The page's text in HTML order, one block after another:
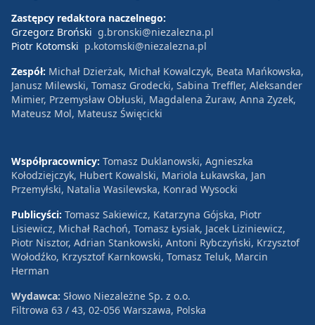
Zastępcy redaktora naczelnego:
Grzegorz Broński g.bronski@niezalezna.pl
Piotr Kotomski p.kotomski@niezalezna.pl
Zespół: Michał Dzierżak, Michał Kowalczyk, Beata Mańkowska,
Janusz Milewski, Tomasz Grodecki, Sabina Treffler, Aleksander
Mimier, Przemysław Obłuski, Magdalena Żuraw, Anna Zyzek,
Mateusz Mol, Mateusz Święcicki
Współpracownicy: Tomasz Duklanowski, Agnieszka
Kołodziejczyk, Hubert Kowalski, Mariola Łukawska, Jan
Przemyłski, Natalia Wasilewska, Konrad Wysocki
Publicyści: Tomasz Sakiewicz, Katarzyna Gójska, Piotr
Lisiewicz, Michał Rachoń, Tomasz Łysiak, Jacek Liziniewicz,
Piotr Nisztor, Adrian Stankowski, Antoni Rybczyński, Krzysztof
Wołodźko, Krzysztof Karnkowski, Tomasz Teluk, Marcin
Herman
Wydawca: Słowo Niezależne Sp. z o.o.
Filtrowa 63 / 43, 02-056 Warszawa, Polska